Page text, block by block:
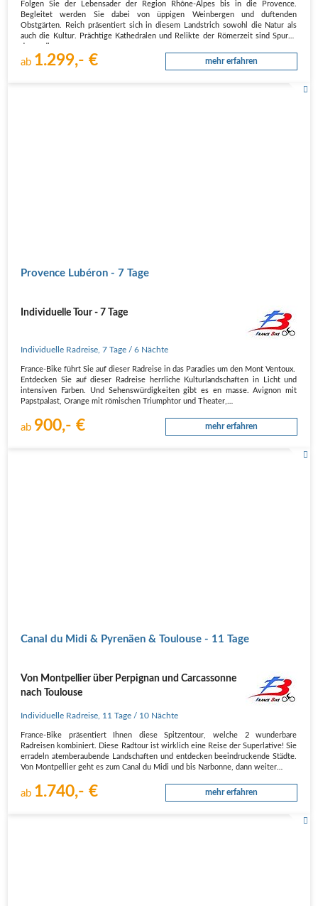
Folgen Sie der Lebensader der Region Rhône-Alpes bis in die Provence.
Begleitet werden Sie dabei von üppigen Weinbergen und duftenden
Obstgärten. Reich präsentiert sich in diesem Landstrich sowohl die Natur als
auch die Kultur. Prächtige Kathedralen und Relikte der Römerzeit sind Spuren
ab 1.299,- € mehr erfahren
Provence Lubéron - 7 Tage
Individuelle Tour - 7 Tage
Individuelle Radreise,7 Tage/ 6 Nächte
France-Bike führt Sie auf dieser Radreise in das Paradies um den Mont Ventoux.
Entdecken Sie auf dieser Radreise herrliche Kulturlandschaften in Licht und
intensiven Farben. Und Sehenswürdigkeiten gibt es en masse. Avignon mit
Papstpalast, Orange mit römischen Triumphtor und Theater,…
ab 900,- € mehr erfahren
Canal du Midi & Pyrenäen & Toulouse - 11 Tage
Von Montpellier über Perpignan und Carcassonne
nach Toulouse
Individuelle Radreise 11 Tage / 10 Nächte
France-Bike präsentiert Ihnen diese Spitzentour, welche 2 wunderbare
Radreisen kombiniert. Diese Radtour ist wirklich eine Reise der Superlative! Sie
erradeln atemberaubende Landschaften und entdecken beeindruckende Städte.
Von Montpellier geht es zum Canal du Midi und bis Narbonne, dann weiter…
ab 1.740,- € mehr erfahren